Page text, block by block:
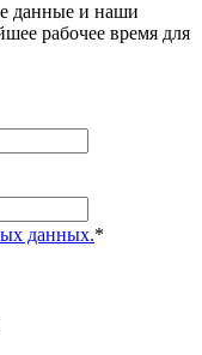
данные и наши
рабочее время для
данных.*